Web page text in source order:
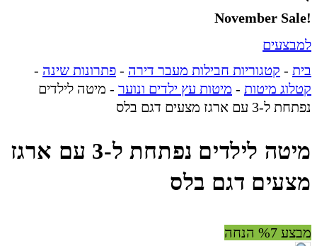
!November Sale
למבצעים
בית - קטגוריות חבילות מעבר דירה - פתרונות שינה -
קטלוג מיטות - מיטות עץ ילדים ונוער - מיטה לילדים
נפתחת ל-3 עם ארגז מצעים דגם בלס
מיטה לילדים נפתחת ל-3 עם ארגז
מצעים דגם בלס
מבצע %7 הנחה